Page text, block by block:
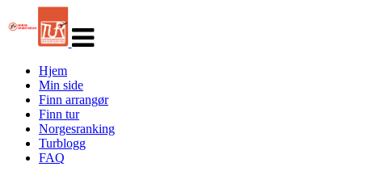
navigasjon
Hjem
Min side
Finn arrangør
Finn tur
Norgesranking
Turblogg
FAQ